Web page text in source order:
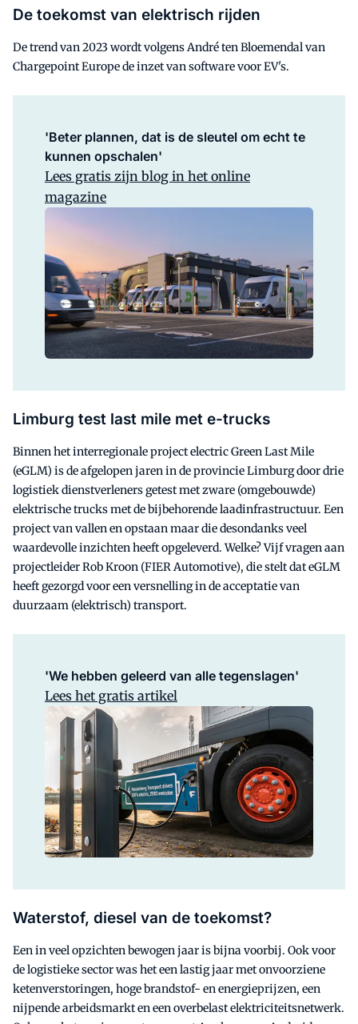
De toekomst van elektrisch rijden
De trend van 2023 wordt volgens André ten Bloemendal van
Chargepoint Europe de inzet van software voor EV's.
'Beter plannen, dat is de sleutel om echt te
kunnen opschalen'
Lees gratis zijn blog in het online
magazine
Limburg test last mile met e-trucks
Binnen het interregionale project electric Green Last Mile
(eGLM) is de afgelopen jaren in de provincie Limburg door drie
logistiek dienstverleners getest met zware (omgebouwde)
elektrische trucks met de bijbehorende laadinfrastructuur. Een
project van vallen en opstaan maar die desondanks veel
waardevolle inzichten heeft opgeleverd. Welke? Vijf vragen aan
projectleider Rob Kroon (FIER Automotive), die stelt dat eGLM
heeft gezorgd voor een versnelling in de acceptatie van
duurzaam (elektrisch) transport.
'We hebben geleerd van alle tegenslagen'
Lees het gratis artikel
Waterstof, diesel van de toekomst?
Een in veel opzichten bewogen jaar is bijna voorbij. Ook voor
de logistieke sector was het een lastig jaar met onvoorziene
ketenverstoringen, hoge brandstof- en energieprijzen, een
nijpende arbeidsmarkt en een overbelast elektriciteitsnetwerk.